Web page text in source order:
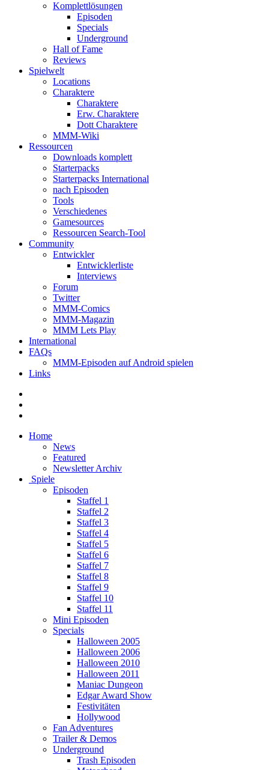
Komplettlösungen
Episoden
Specials
Underground
Hall of Fame
Reviews
Spielwelt
Locations
Charaktere
Charaktere
Erw. Charaktere
Dott Charaktere
MMM-Wiki
Ressourcen
Downloads komplett
Starterpacks
Starterpacks International
nach Episoden
Tools
Verschiedenes
Gamesources
Ressourcen Search-Tool
Community
Entwickler
Entwicklerliste
Interviews
Forum
Twitter
MMM-Comics
MMM-Magazin
MMM Lets Play
International
FAQs
MMM-Episoden auf Android spielen
Links
Home
News
Featured
Newsletter Archiv
Spiele
Episoden
Staffel 1
Staffel 2
Staffel 3
Staffel 4
Staffel 5
Staffel 6
Staffel 7
Staffel 8
Staffel 9
Staffel 10
Staffel 11
Mini Episoden
Specials
Halloween 2005
Halloween 2006
Halloween 2010
Halloween 2011
Maniac Dungeon
Edgar Award Show
Festivitäten
Hollywood
Fan Adventures
Trailer & Demos
Underground
Trash Episoden